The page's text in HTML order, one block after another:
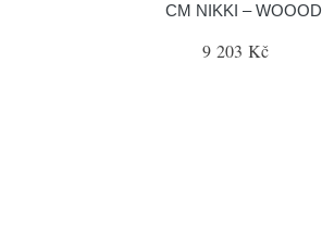
CM NIKKI – WOOOD
9 203 Kč